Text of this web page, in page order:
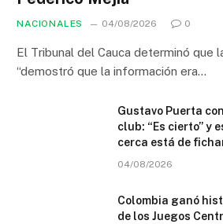
NACIONALES 04/08/2026 0
El Tribunal del Cauca determinó que
“demostró que la información era…
Gustavo Puerta
club: “Es cierto” y
cerca está de
04/08/2026
Colombia ganó
de los Juegos